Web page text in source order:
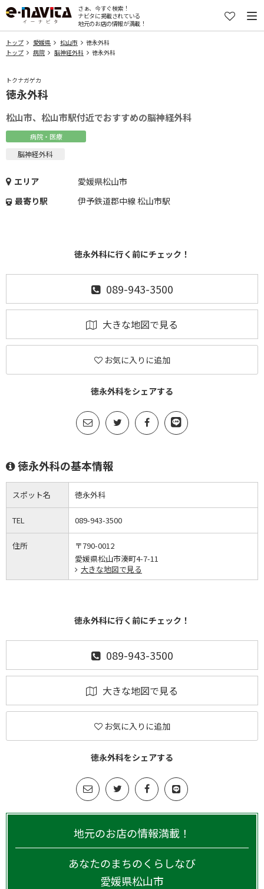
さぁ、今すぐ検索！
ナビタに掲載されている
地元のお店の情報が満載！
トップ 愛媛県 松山市
徳永外科
トップ
病院 脳神経外科 徳永外科
トクナガゲカ
徳永外科
松山市、松山市駅付近でおすすめの脳神経外科
病院・医療
脳神経外科
エリア
愛媛県松山市
最寄り駅
伊予鉄道郡中線 松山市駅
徳永外科に行く前にチェック！
089-943-3500
大きな地図で見る
お気に入りに追加
徳永外科をシェアする
徳永外科の基本情報
スポット名 徳永外科
TEL 089-943-3500
住所
〒790-0012
愛媛県松山市湊町4-7-11
大きな地図で見る
徳永外科に行く前にチェック！
089-943-3500
大きな地図で見る
お気に入りに追加
徳永外科をシェアする
地元のお店の情報満載！
あなたのまちのくらしなび
愛媛県松山市